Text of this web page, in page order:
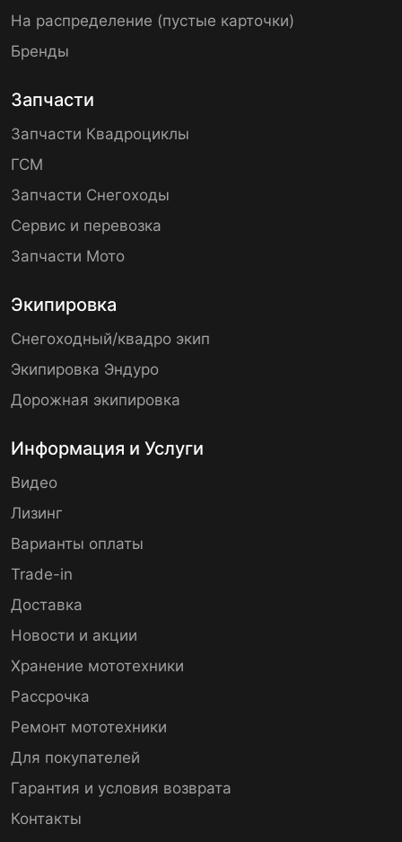
На распределение (пустые карточки)
Бренды
Запчасти
Запчасти Квадроциклы
ГСМ
Запчасти Снегоходы
Сервис и перевозка
Запчасти Мото
Экипировка
Снегоходный/квадро экип
Экипировка Эндуро
Дорожная экипировка
Информация и Услуги
Видео
Лизинг
Варианты оплаты
Trade-in
Доставка
Новости и акции
Хранение мототехники
Рассрочка
Ремонт мототехники
Для покупателей
Гарантия и условия возврата
Контакты